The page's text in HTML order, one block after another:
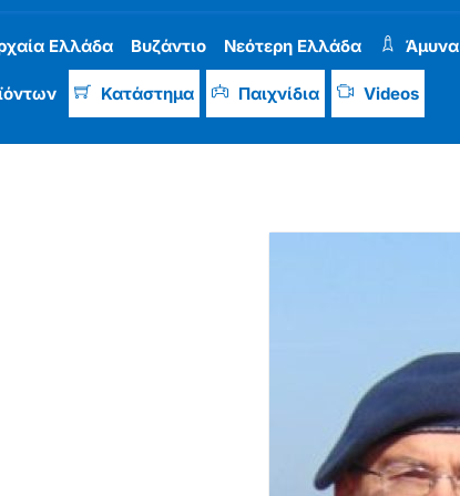
Ελλάδα Βυζάντιο Νεότερη Ελλάδα Άμυνα
Κατάστημα Παιχνίδια Videos